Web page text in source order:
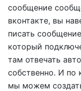
сообщение
вконтакте, вы
писать
который
там отвечать
собственно. И по
мы можем